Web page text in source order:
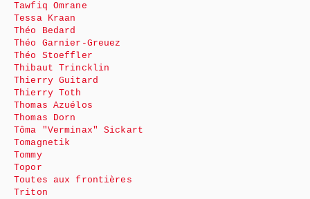
Tawfiq Omrane
Tessa Kraan
Théo Bedard
Théo Garnier-Greuez
Théo Stoeffler
Thibaut Trincklin
Thierry Guitard
Thierry Toth
Thomas Azuélos
Thomas Dorn
Tôma "Verminax" Sickart
Tomagnetik
Tommy
Topor
Toutes aux frontières
Triton